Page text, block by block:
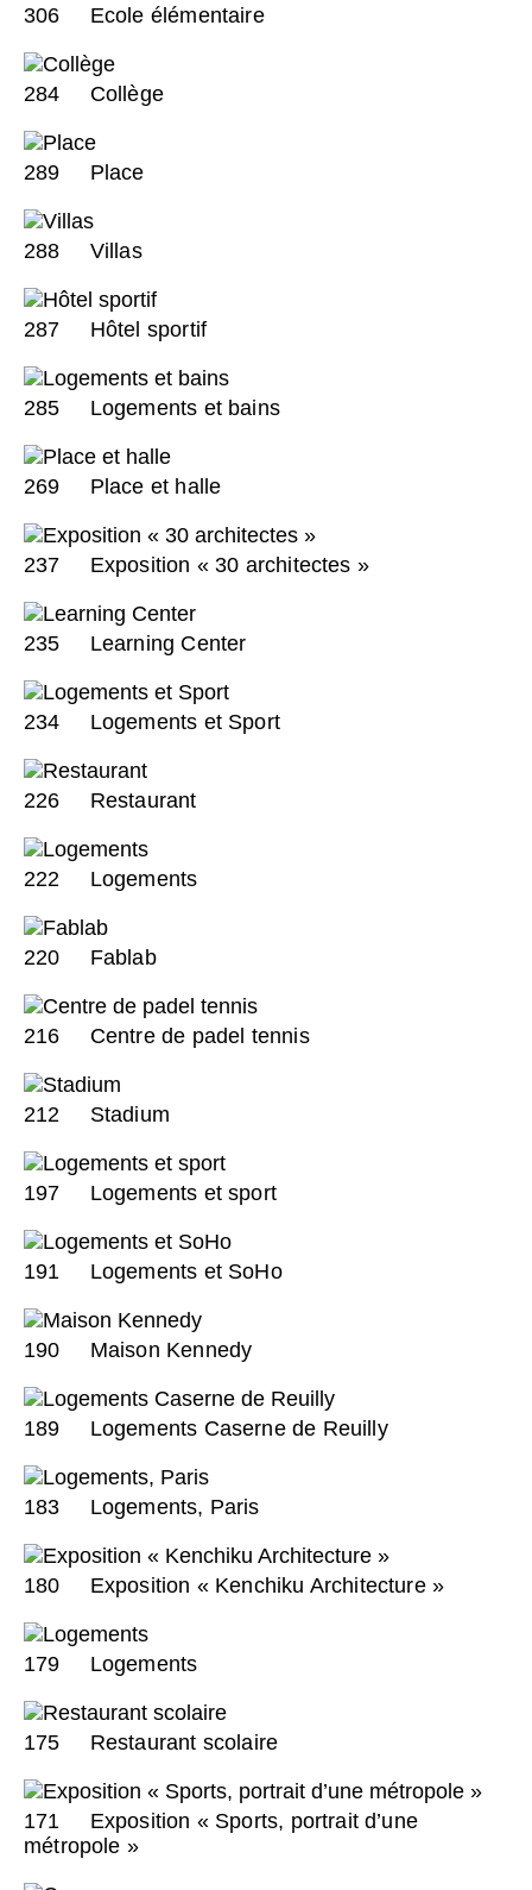
306 Ecole élémentaire
284 Collège
289 Place
288 Villas
287 Hôtel sportif
285 Logements et bains
269 Place et halle
237 Exposition « 30 architectes »
235 Learning Center
234 Logements et Sport
226 Restaurant
222 Logements
220 Fablab
216 Centre de padel tennis
212 Stadium
197 Logements et sport
191 Logements et SoHo
190 Maison Kennedy
189 Logements Caserne de Reuilly
183 Logements, Paris
180 Exposition « Kenchiku Architecture »
179 Logements
175 Restaurant scolaire
171
Exposition « Sports, portrait d’une
métropole »